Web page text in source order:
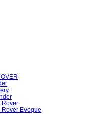
Rover
Evoque